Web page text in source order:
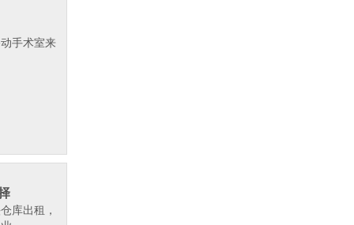
手术室来
库出租，